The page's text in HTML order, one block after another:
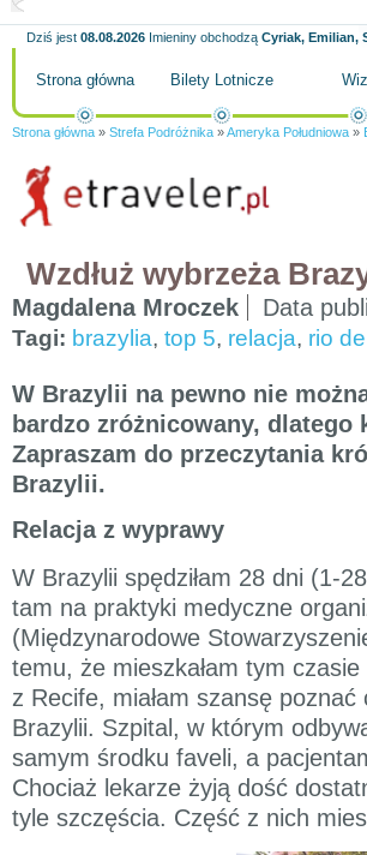
Dziś jest 08.08.2026 Imieniny obchodzą Cyriak, Emilian,
Strona główna Bilety Lotnicze
Strona główna » Strefa Podróżnika »Ameryka Południowa »
Wzdłuż wybrzeża
Magdalena Mroczek Data
Tagi: brazylia, top 5, relacja, rio
W Brazylii na pewno nie
bardzo zróżnicowany, dlatego
Zapraszam do przeczytania
Brazylii.
Relacja z wyprawy
W Brazylii spędziłam 28 dni (1-
tam na praktyki medyczne
(Międzynarodowe
temu, że mieszkałam tym
z Recife, miałam szansę
Brazylii. Szpital, w którym
samym środku faveli, a
Chociaż lekarze żyją dość
tyle szczęścia. Część z nich